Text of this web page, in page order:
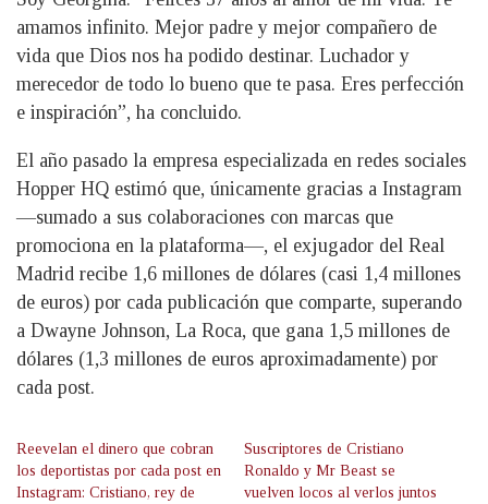
amamos infinito. Mejor padre y mejor compañero de
vida que Dios nos ha podido destinar. Luchador y
merecedor de todo lo bueno que te pasa. Eres perfección
e inspiración”, ha concluido.
El año pasado la empresa especializada en redes sociales
Hopper HQ estimó que, únicamente gracias a Instagram
—sumado a sus colaboraciones con marcas que
promociona en la plataforma—, el exjugador del Real
Madrid recibe 1,6 millones de dólares (casi 1,4 millones
de euros) por cada publicación que comparte, superando
a Dwayne Johnson, La Roca, que gana 1,5 millones de
dólares (1,3 millones de euros aproximadamente) por
cada post.
Reevelan el dinero que cobran
los deportistas por cada post en
Instagram: Cristiano, rey de
Suscriptores de Cristiano
Ronaldo y Mr Beast se
vuelven locos al verlos juntos